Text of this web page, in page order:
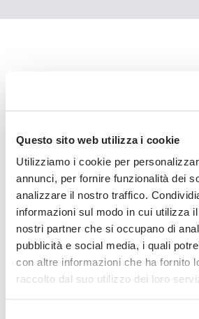
Questo sito web utilizza i cookie
Utilizziamo i cookie per
annunci, per fornire funzionalità dei
analizzare il nostro traffico.
informazioni sul modo in cui utilizza
nostri partner che si occupano di
pubblicità e social media, i quali
con altre informazioni che ha fornito
raccolto dal suo utilizzo dei loro
News
Kontakt